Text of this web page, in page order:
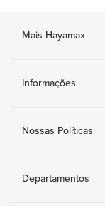
Mais Hayamax
Informações
Nossas Políticas
Departamentos